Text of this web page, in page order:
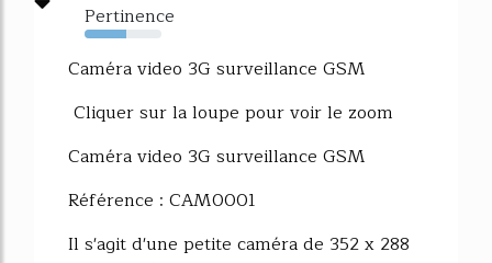
Pertinence
54%
Caméra video 3G surveillance GSM
Cliquer sur la loupe pour voir le zoom
Caméra video 3G surveillance GSM
Référence : CAM0001
Il s'agit d'une petite caméra de 352 x 288